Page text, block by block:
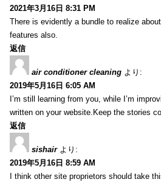
2021年3月16日 8:31 PM
There is evidently a bundle to realize
features also.
返信
air conditioner cleaning より:
2019年5月16日 6:05 AM
I’m still learning from you, while I’m
written on your website.Keep the stories
返信
sishair より:
2019年5月16日 8:59 AM
I think other site proprietors should take